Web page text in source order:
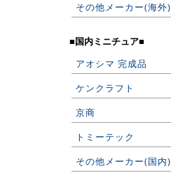
その他メーカー(海外)
■国内ミニチュア■
アオシマ 完成品
ケンクラフト
京商
トミーテック
その他メーカー(国内)